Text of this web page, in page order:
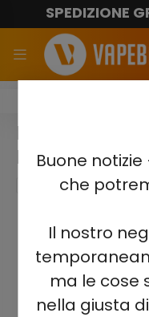
Buone
che
Il nostro
ma le cose
nella giusta
SPEDIZIONE
ELF BAR 1500
PEACH